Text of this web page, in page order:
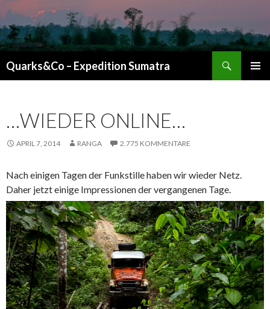
Quarks&Co – Expedition Sumatra
…WIEDER ONLINE…
APRIL 7, 2014 RANGA 2.775 KOMMENTARE
Nach einigen Tagen der Funkstille haben wir wieder Netz.
Daher jetzt einige Impressionen der vergangenen Tage.